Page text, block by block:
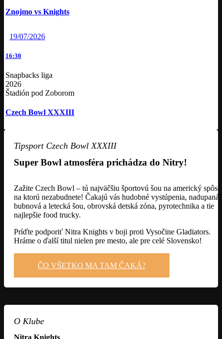
Znojmo vs Knights
19/07/2026
16:30
Snapbacks liga
2026
Štadión pod Zoborom
Czech Bowl XXXIII
Tipsport Czech Bowl XXXIII
Super Bowl atmosféra prichádza do Nitry!
Zažite Czech Bowl – tú najväčšiu športovú šou na americký
na ktorú nezabudnete! Čakajú vás hudobné vystúpenia, nadupaná
bubnová a letecká šou, obrovská detská zóna, pyrotechnika a tie
najlepšie food trucky.
Príďte podporiť Nitra Knights v boji proti Vysočine Gladiators.
Hráme o ďalší titul nielen pre mesto, ale pre celé Slovensko!
ČO VŠETKO MA TAM ČAKÁ?
O Klube